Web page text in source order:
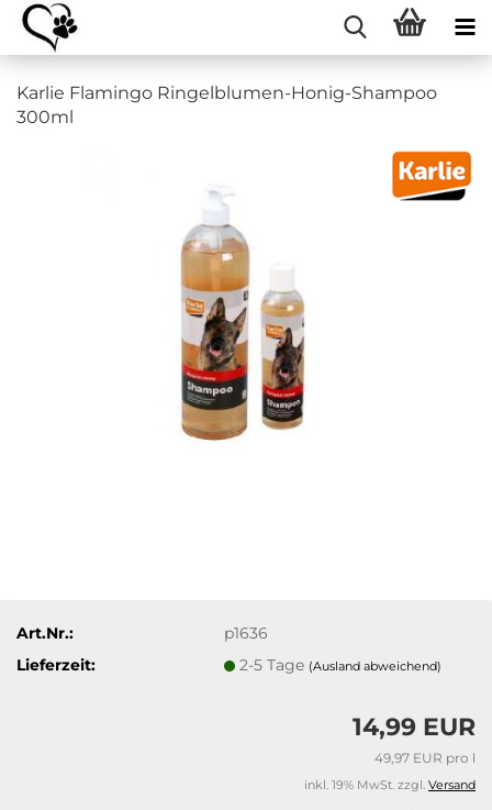
Karlie Flamingo Ringelblumen-Honig-Shampoo
300ml
Art.Nr.:
p1636
Lieferzeit:
2-5 Tage (Ausland abweichend)
14,99 EUR
49,97 EUR pro l
inkl. 19% MwSt. zzgl. Versand